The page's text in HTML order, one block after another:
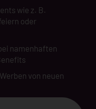
wie z. B.
oder
namenhaften
von neuen